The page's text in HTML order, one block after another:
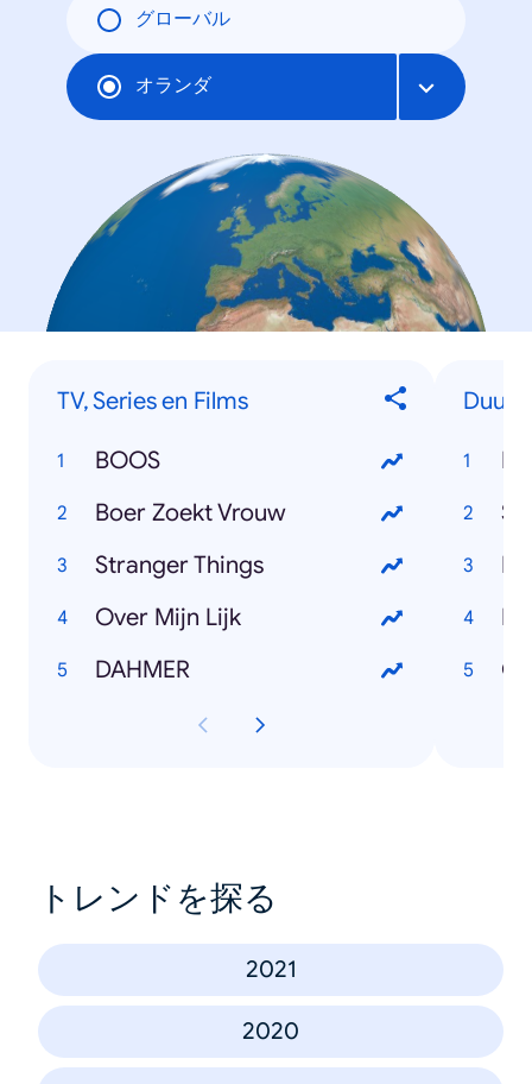
グローバル
オランダ
TV, Series en Films
BOOS
Boer Zoekt Vrouw
Stranger Things
Over Mijn Lijk
DAHMER
トレンドを探る
2021
2020